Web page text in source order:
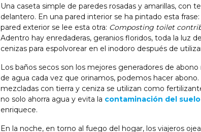
Una caseta simple de paredes rosadas y amarillas, con
delantero. En una pared interior se ha pintado esta frase:
pared exterior se lee esta otra: Composting toilet
Adentro hay enredaderas, geranios floridos, toda la luz
cenizas para espolvorear en el inodoro después de
Los baños secos son los mejores generadores de
de agua cada vez que orinamos, podemos hacer
mezcladas con tierra y ceniza se utilizan como
no solo ahorra agua y evita la contaminación del suelo
enriquece.
En la noche, en torno al fuego del hogar, los viajeros